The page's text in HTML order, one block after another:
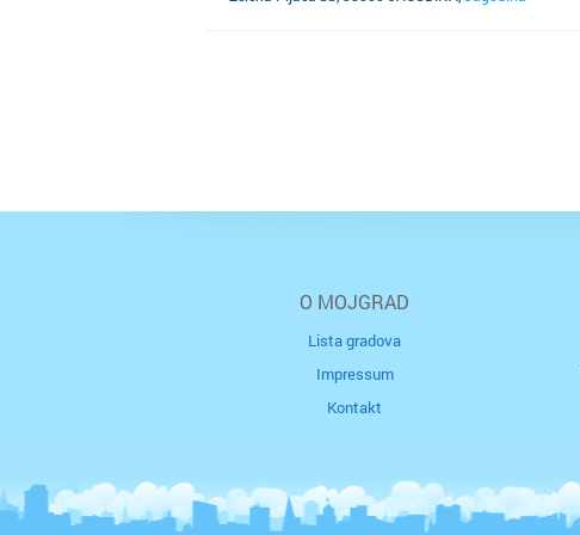
O MOJGRAD
Lista gradova
Impressum
Kontakt